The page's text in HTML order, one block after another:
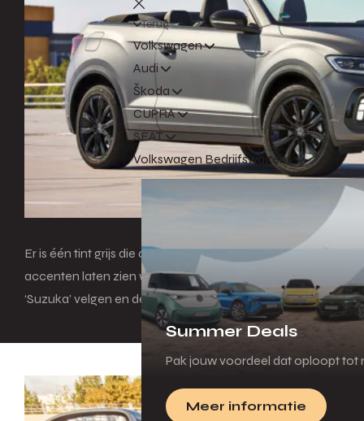
Terug
Volkswagen
Audi
Škoda
CUPRA
SEAT
Volkswagen Bedrijfswagens
Summer Deals
Pak jouw voordeel dat oploopt tot
Meer informatie
Er is één tint grijs die de zomer kleur geeft: Indium Grey
accenten laten zien waarin deze uitvoering zich van een
‘Suzuka’ velgen en de zwarte buitenspiegelkappen.